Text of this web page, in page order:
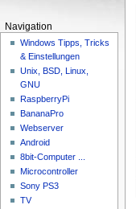
Navigation
Windows Tipps, Tricks
& Einstellungen
Unix, BSD, Linux,
GNU
RaspberryPi
BananaPro
Webserver
Android
8bit-Computer ...
Microcontroller
Sony PS3
TV